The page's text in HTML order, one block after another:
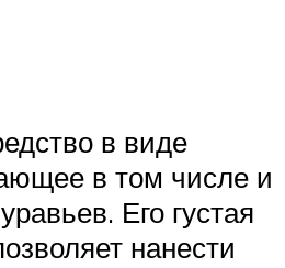
в виде
в том числе и
Его густая
нанести